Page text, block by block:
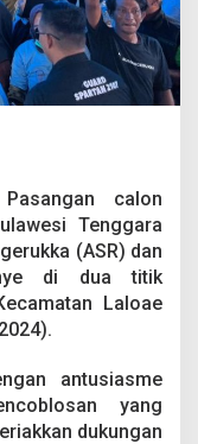
Pasangan calon
Tenggara
(ASR) dan
di dua titik
Laloae
antusiasme
yang
dukungan